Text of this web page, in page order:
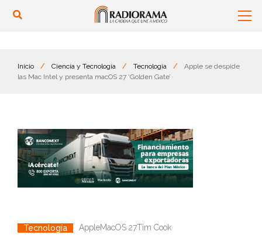
Inicio / Ciencia y Tecnología / Tecnología /
Apple se despide
las Mac Intel y presenta macOS 27 ‘Golden Gate’
Tecnología AppleMacOS 27Tim Cook